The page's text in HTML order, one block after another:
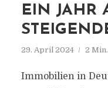
EIN JAHR
29. April 2024 2
Immobilien in